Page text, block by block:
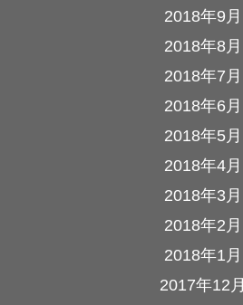
2018年9月
2018年8月
2018年7月
2018年6月
2018年5月
2018年4月
2018年3月
2018年2月
2018年1月
2017年12月